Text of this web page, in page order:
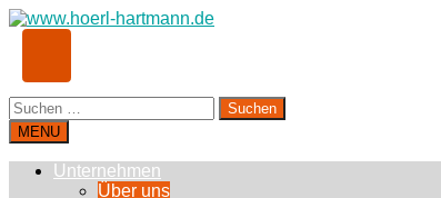
Suchen
nach:
MENU
Unternehmen
Über uns